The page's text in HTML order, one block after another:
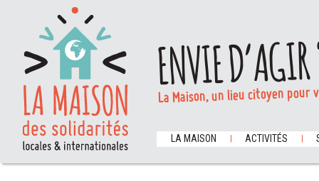
ENVIE
La Maison, un lieu citoyen
LA MAISON ACTIVITÉS